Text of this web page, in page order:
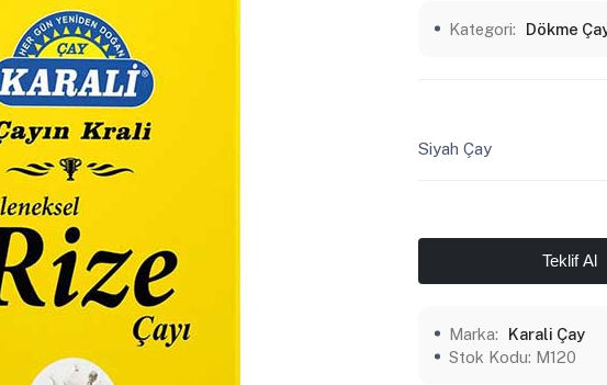
Kategori: Dökme
Siyah Çay
Teklif Al
Marka:
Karali Çay
Stok Kodu: M120